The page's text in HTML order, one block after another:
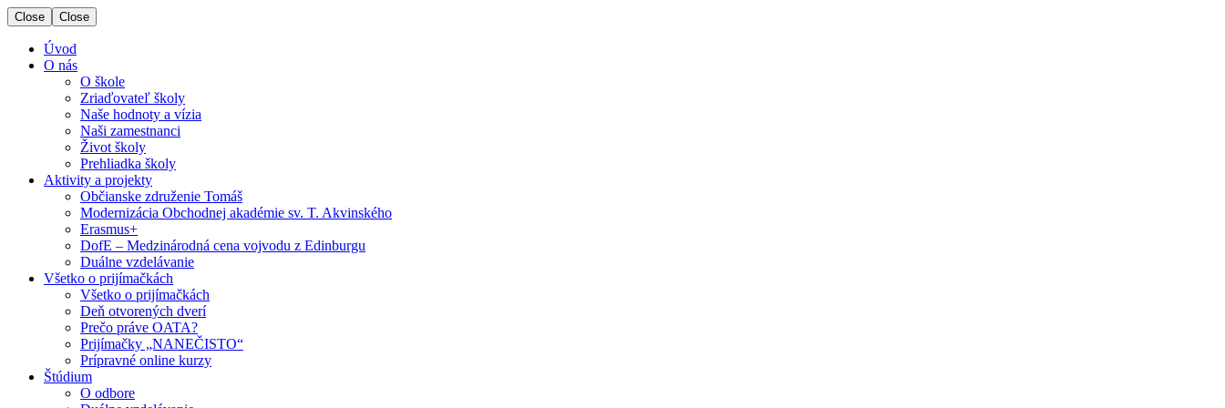
Close Close
Úvod
O nás
O škole
Zriaďovateľ školy
Naše hodnoty a vízia
Naši zamestnanci
Život školy
Prehliadka školy
Aktivity a projekty
Občianske združenie Tomáš
Modernizácia Obchodnej akadémie sv. T. Akvinského
Erasmus+
DofE – Medzinárodná cena vojvodu z Edinburgu
Duálne vzdelávanie
Všetko o prijímačkách
Všetko o prijímačkách
Deň otvorených dverí
Prečo práve OATA?
Prijímačky „NANEČISTO“
Prípravné online kurzy
Štúdium
O odbore